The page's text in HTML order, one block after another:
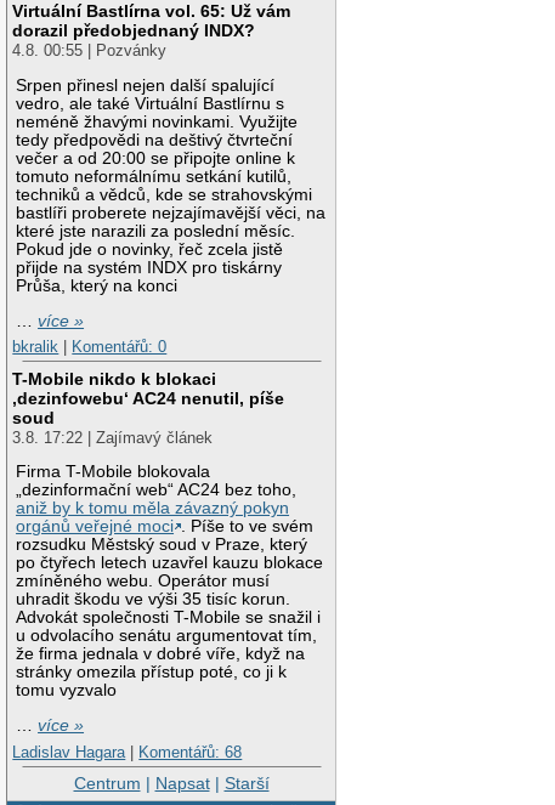
Virtuální Bastlírna vol. 65: Už vám
dorazil předobjednaný INDX?
4.8. 00:55 | Pozvánky
Srpen přinesl nejen další spalující
vedro, ale také Virtuální Bastlírnu s
neméně žhavými novinkami. Využijte
tedy předpovědi na deštivý čtvrteční
večer a od 20:00 se připojte online k
tomuto neformálnímu setkání kutilů,
techniků a vědců, kde se strahovskými
bastlíři proberete nejzajímavější věci, na
které jste narazili za poslední měsíc.
Pokud jde o novinky, řeč zcela jistě
přijde na systém INDX pro tiskárny
Průša, který na konci
…více »
bkralik
Komentářů: 0
T-Mobile nikdo k blokaci
‚dezinfowebu‘ AC24 nenutil, píše
soud
3.8. 17:22 | Zajímavý článek
Firma T-Mobile blokovala
„dezinformační web“ AC24 bez toho,
aniž by k tomu měla závazný pokyn
orgánů veřejné moci . Píše to ve svém
rozsudku Městský soud v Praze, který
po čtyřech letech uzavřel kauzu blokace
zmíněného webu. Operátor musí
uhradit škodu ve výši 35 tisíc korun.
Advokát společnosti T-Mobile se snažil i
u odvolacího senátu argumentovat tím,
že firma jednala v dobré víře, když na
stránky omezila přístup poté, co ji k
tomu vyzvalo
…více »
Ladislav Hagara | Komentářů: 68
Centrum | Napsat| Starší